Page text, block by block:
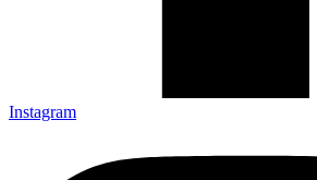
Instagram